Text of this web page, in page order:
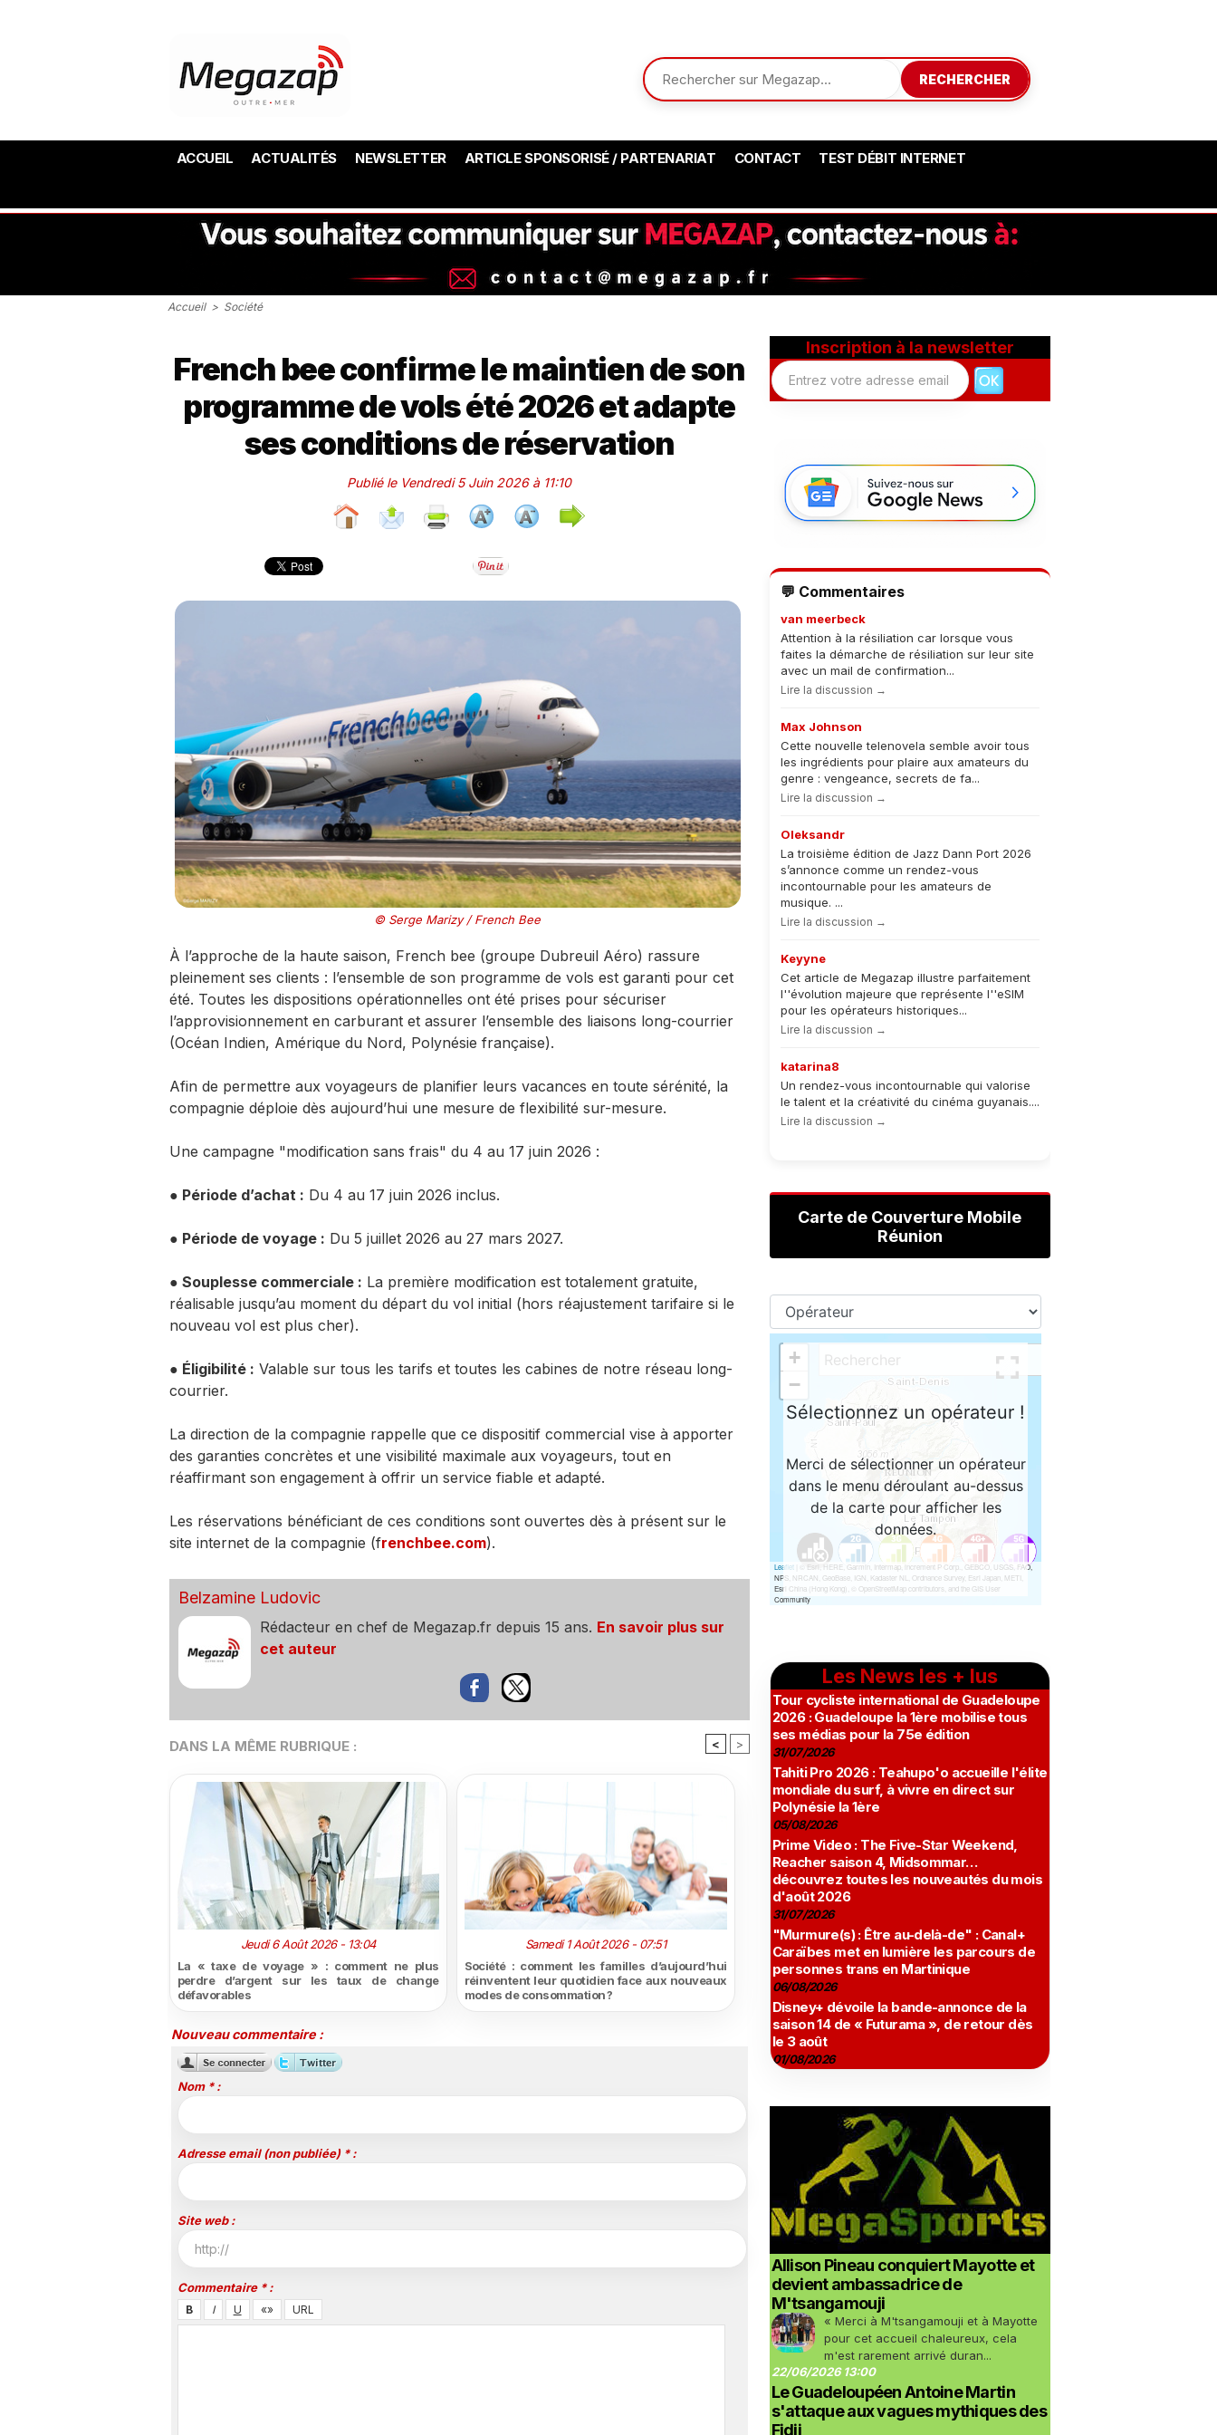
RECHERCHER
ACCUEIL ACTUALITÉS NEWSLETTER ARTICLE SPONSORISÉ / PARTENARIAT CONTACT TEST DÉBIT INTERNET
Accueil > Société
French bee confirme le maintien de son
programme de vols été 2026 et adapte
ses conditions de réservation
Publié le Vendredi 5 Juin 2026 à 11:10
© Serge Marizy / French Bee
À l’approche de la haute saison, French bee (groupe Dubreuil Aéro) rassure
pleinement ses clients : l’ensemble de son programme de vols est garanti pour cet
été. Toutes les dispositions opérationnelles ont été prises pour sécuriser
l’approvisionnement en carburant et assurer l’ensemble des liaisons long-courrier
(Océan Indien, Amérique du Nord, Polynésie française).
Afin de permettre aux voyageurs de planifier leurs vacances en toute sérénité, la
compagnie déploie dès aujourd’hui une mesure de flexibilité sur-mesure.
Une campagne "modification sans frais" du 4 au 17 juin 2026 :
● Période d’achat : Du 4 au 17 juin 2026 inclus.
● Période de voyage : Du 5 juillet 2026 au 27 mars 2027.
● Souplesse commerciale : La première modification est totalement gratuite,
réalisable jusqu’au moment du départ du vol initial (hors réajustement tarifaire si le
nouveau vol est plus cher).
● Éligibilité : Valable sur tous les tarifs et toutes les cabines de notre réseau long-
courrier.
La direction de la compagnie rappelle que ce dispositif commercial vise à apporter
des garanties concrètes et une visibilité maximale aux voyageurs, tout en
réaffirmant son engagement à offrir un service fiable et adapté.
Les réservations bénéficiant de ces conditions sont ouvertes dès à présent sur le
site internet de la compagnie (frenchbee.com).
Belzamine Ludovic
Rédacteur en chef de Megazap.fr depuis 15 ans. En savoir plus sur
cet auteur
DANS LA MÊME RUBRIQUE : < >
Jeudi 6 Août 2026 - 13:04
La « taxe de voyage » : comment ne plus
perdre d’argent sur les taux de change
défavorables
Samedi 1 Août 2026 - 07:51
Société : comment les familles d’aujourd’hui
réinventent leur quotidien face aux nouveaux
modes de consommation ?
Nouveau commentaire :
Nom * :
Adresse email (non publiée) * :
Site web :
Commentaire * :
Inscription à la newsletter
💬 Commentaires
van meerbeck
Attention à la résiliation car lorsque vous
faites la démarche de résiliation sur leur site
avec un mail de confirmation...
Lire la discussion →
Max Johnson
Cette nouvelle telenovela semble avoir tous
les ingrédients pour plaire aux amateurs du
genre : vengeance, secrets de fa...
Lire la discussion →
Oleksandr
La troisième édition de Jazz Dann Port 2026
s’annonce comme un rendez-vous
incontournable pour les amateurs de
musique. ...
Lire la discussion →
Keyyne
Cet article de Megazap illustre parfaitement
l''évolution majeure que représente l''eSIM
pour les opérateurs historiques...
Lire la discussion →
katarina8
Un rendez-vous incontournable qui valorise
le talent et la créativité du cinéma guyanais....
Lire la discussion →
Carte de Couverture Mobile
Réunion
Les News les + lus
Tour cycliste international de Guadeloupe
2026 : Guadeloupe la 1ère mobilise tous
ses médias pour la 75e édition
31/07/2026
Tahiti Pro 2026 : Teahupo'o accueille l'élite
mondiale du surf, à vivre en direct sur
Polynésie la 1ère
05/08/2026
Prime Video : The Five-Star Weekend,
Reacher saison 4, Midsommar…
découvrez toutes les nouveautés du mois
d'août 2026
31/07/2026
"Murmure(s) : Être au-delà-de" : Canal+
Caraïbes met en lumière les parcours de
personnes trans en Martinique
06/08/2026
Disney+ dévoile la bande-annonce de la
saison 14 de « Futurama », de retour dès
le 3 août
01/08/2026
Allison Pineau conquiert Mayotte et
devient ambassadrice de
M'tsangamouji
« Merci à M'tsangamouji et à Mayotte
pour cet accueil chaleureux, cela
m'est rarement arrivé duran...
22/06/2026 13:00
Le Guadeloupéen Antoine Martin
s'attaque aux vagues mythiques des
Fidji